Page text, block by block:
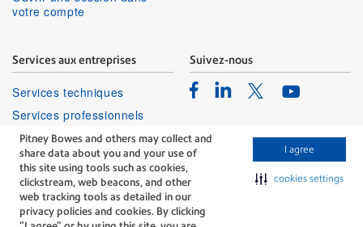
Pitney Bowes and others may collect and
share data about you and your use of
this site using tools such as cookies,
clickstream, web beacons, and other
web tracking tools as detailed in our
privacy policies and cookies. By clicking
I agree
cookies settings
votre compte
Services aux entreprises
Services techniques
Services professionnels
Suivez-nous
FacebookLinkedinTwitterYoutube
The technology behind